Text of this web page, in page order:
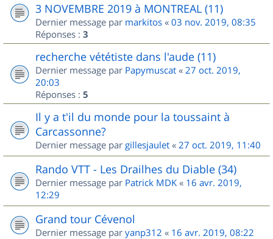
3 NOVEMBRE 2019 à MONTREAL (11)
Dernier message par markitos « 03 nov. 2019, 08:35
Réponses : 3
recherche vététiste dans l'aude (11)
Dernier message par Papymuscat « 27 oct. 2019,
20:03
Réponses : 5
Il y a t'il du monde pour la toussaint à
Carcassonne?
Dernier message par gillesjaulet « 27 oct. 2019, 11:40
Rando VTT - Les Drailhes du Diable (34)
Dernier message par Patrick MDK « 16 avr. 2019,
12:29
Grand tour Cévenol
Dernier message par yanp312 « 16 avr. 2019, 08:22